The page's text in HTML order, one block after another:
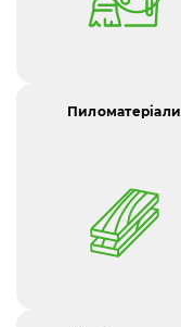
Пиломатеріали